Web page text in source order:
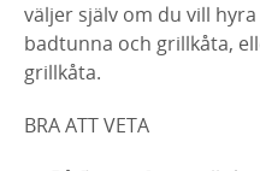
väljer själv om du vill
badtunna och grillkåta,
grillkåta.
BRA ATT VETA